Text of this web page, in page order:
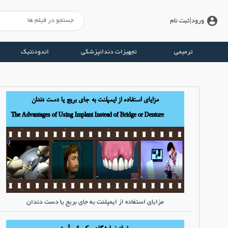
account_circle ورود|ثبت نام
ترمیمی تجهیزات دندانپزشکی اندودنتیک
مزایای استفاده از ایمپلنت به جای بریج یا دست دندان